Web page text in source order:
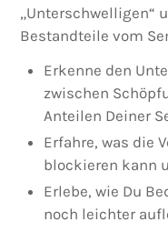
„Unterschwelligen“
Bestandteile vom
Erkenne den
zwischen
Anteilen Deiner
Erfahre, was die
blockieren kann
Erlebe, wie Du
noch leichter